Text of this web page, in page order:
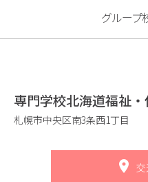
グループ
専門学校北海道福祉
札幌市中央区南3条西1丁目
交